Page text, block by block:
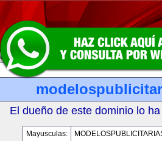
El dueño de este dominio lo
Mayusculas: